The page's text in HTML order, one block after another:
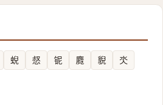
蜺 惄 铌 麑 貎
氼